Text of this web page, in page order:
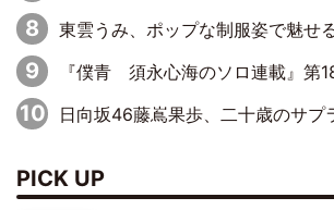
東雲うみ、ポップな制服姿で魅せる“東
『僕青 須永心海のソロ連載』第18回：「バーゲンセールハ
日向坂46藤嶌果歩、二十歳のサプライズバースデーに大喜び「頼られる先輩
PICK UP